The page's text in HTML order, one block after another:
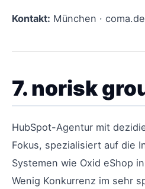
Kontakt: München · coma.de
7. norisk
HubSpot-Agentur mit
Fokus, spezialisiert auf die
Systemen wie Oxid eShop
Wenig Konkurrenz im sehr